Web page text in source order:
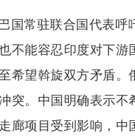
国常驻联合国代表呼
不能容忍印度对下游
希望斡旋双方矛盾。
突。中国明确表示不
廊项目受到影响，中